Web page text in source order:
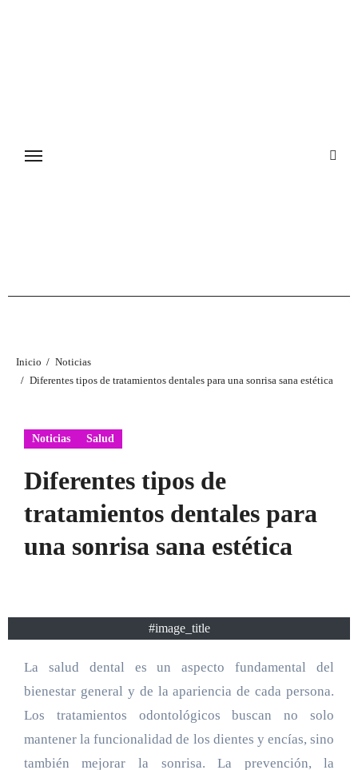
Inicio
Noticias
Diferentes tipos de tratamientos dentales para una sonrisa sana estética
Noticias Salud
Diferentes tipos de
tratamientos dentales para
una sonrisa sana estética
#image_title
La salud dental es un aspecto fundamental del
bienestar general y de la apariencia de cada persona.
Los tratamientos odontológicos buscan no solo
mantener la funcionalidad de los dientes y encías, sino
también mejorar la sonrisa. La prevención, la